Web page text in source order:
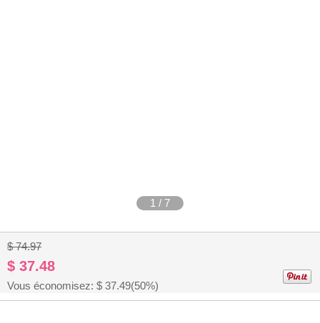
1 / 7
$ 74.97
$ 37.48
Vous économisez: $ 37.49(50%)